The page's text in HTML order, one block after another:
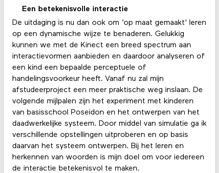
Een betekenisvolle interactie
De uitdaging is nu dan ook om 'op maat gemaakt' leren
op een dynamische wijze te benaderen. Gelukkig
kunnen we met de Kinect een breed spectrum aan
interactievormen aanbieden en daardoor analyseren of
een kind een bepaalde perceptuele of
handelingsvoorkeur heeft. Vanaf nu zal mijn
afstudeerproject een meer praktische weg inslaan. De
volgende mijlpalen zijn het experiment met kinderen
van basisschool Poseidon en het ontwerpen van het
daadwerkelijke systeem. Door middel van simulatie ga ik
verschillende opstellingen uitproberen en op basis
daarvan het systeem ontwerpen. Bij het leren en
herkennen van woorden is mijn doel om voor iedereen
de interactie betekenisvol te maken.